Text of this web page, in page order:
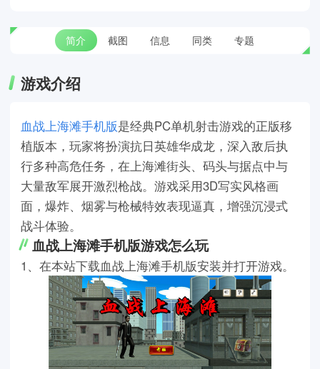
简介 截图 信息 同类 专题
游戏介绍
血战上海滩手机版是经典PC单机射击游戏的正版移
植版本，玩家将扮演抗日英雄华成龙，深入敌后执
行多种高危任务，在上海滩街头、码头与据点中与
大量敌军展开激烈枪战。游戏采用3D写实风格画
面，爆炸、烟雾与枪械特效表现逼真，增强沉浸式
战斗体验。
血战上海滩手机版游戏怎么玩
1、在本站下载血战上海滩手机版安装并打开游戏。